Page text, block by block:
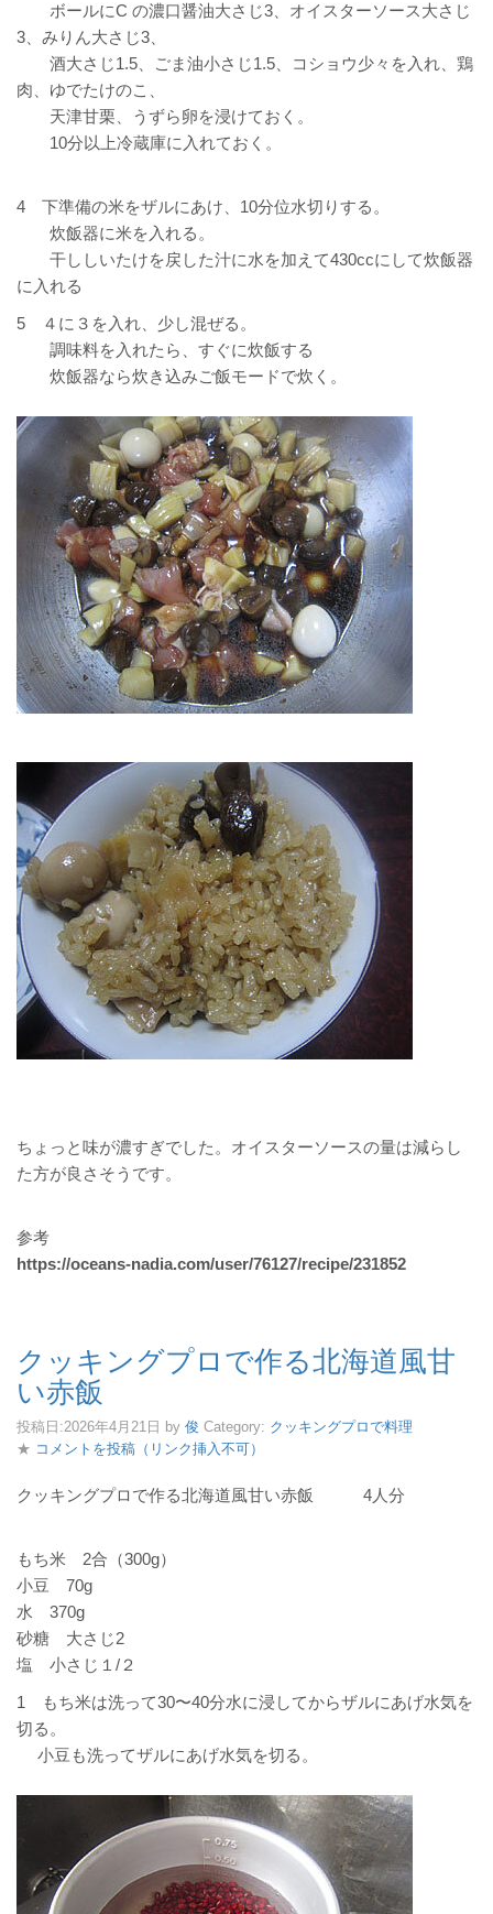
ボールにC の濃口醤油大さじ3、オイスターソース大さじ
3、みりん大さじ3、
酒大さじ1.5、ごま油小さじ1.5、コショウ少々を入れ、鶏
肉、ゆでたけのこ、
天津甘栗、うずら卵を浸けておく。
10分以上冷蔵庫に入れておく。
4 下準備の米をザルにあけ、10分位水切りする。
炊飯器に米を入れる。
干ししいたけを戻した汁に水を加えて430ccにして炊飯器
に入れる
5 ４に３を入れ、少し混ぜる。
調味料を入れたら、すぐに炊飯する
炊飯器なら炊き込みご飯モードで炊く。
ちょっと味が濃すぎでした。オイスターソースの量は減らし
た方が良さそうです。
参考
https://oceans-nadia.com/user/76127/recipe/231852
クッキングプロで作る北海道風甘
い赤飯
投稿日:2026年4月21日 by 俊 Category: クッキングプロで料理
★ コメントを投稿（リンク挿入不可）
クッキングプロで作る北海道風甘い赤飯 4人分
もち米 2合（300g）
小豆 70g
水 370g
砂糖 大さじ2
塩 小さじ１/２
1 もち米は洗って30〜40分水に浸してからザルにあげ水気を
切る。
小豆も洗ってザルにあげ水気を切る。